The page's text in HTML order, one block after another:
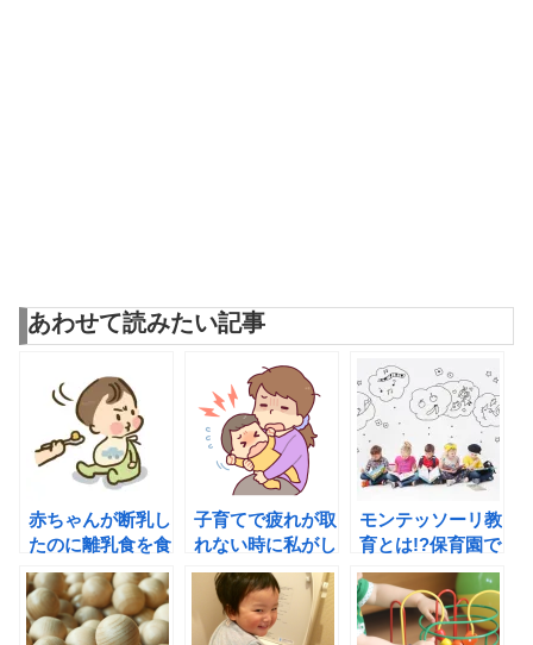
あわせて読みたい記事
赤ちゃんが断乳し
たのに離乳食を食
べないのは好き嫌
いの問題!?
子育てで疲れが取
れない時に私がし
ている究極の疲れ
の癒し方！
モンテッソーリ教
育とは!?保育園で
も導入されてる
の!?メリット・デ
メリットも教え